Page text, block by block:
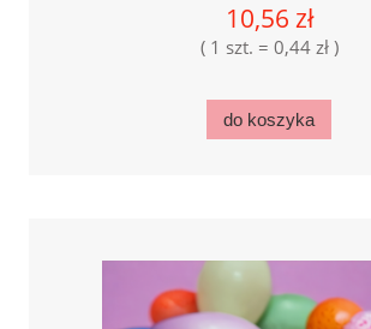
10,56 zł
( 1 szt. = 0,44 zł )
do koszyka